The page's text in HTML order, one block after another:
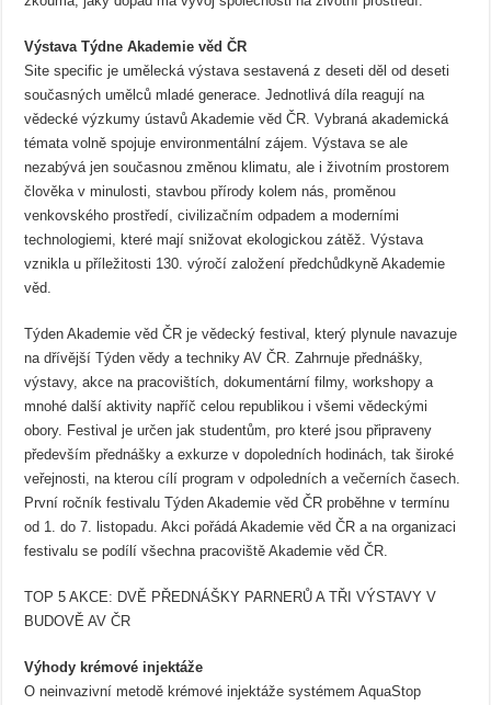
Výstava Týdne Akademie věd ČR
Site specific je umělecká výstava sestavená z deseti děl od deseti
současných umělců mladé generace. Jednotlivá díla reagují na
vědecké výzkumy ústavů Akademie věd ČR. Vybraná akademická
témata volně spojuje environmentální zájem. Výstava se ale
nezabývá jen současnou změnou klimatu, ale i životním prostorem
člověka v minulosti, stavbou přírody kolem nás, proměnou
venkovského prostředí, civilizačním odpadem a moderními
technologiemi, které mají snižovat ekologickou zátěž. Výstava
vznikla u příležitosti 130. výročí založení předchůdkyně Akademie
věd.
Týden Akademie věd ČR je vědecký festival, který plynule navazuje
na dřívější Týden vědy a techniky AV ČR. Zahrnuje přednášky,
výstavy, akce na pracovištích, dokumentární filmy, workshopy a
mnohé další aktivity napříč celou republikou i všemi vědeckými
obory. Festival je určen jak studentům, pro které jsou připraveny
především přednášky a exkurze v dopoledních hodinách, tak široké
veřejnosti, na kterou cílí program v odpoledních a večerních časech.
První ročník festivalu Týden Akademie věd ČR proběhne v termínu
od 1. do 7. listopadu. Akci pořádá Akademie věd ČR a na organizaci
festivalu se podílí všechna pracoviště Akademie věd ČR.
TOP 5 AKCE: DVĚ PŘEDNÁŠKY PARNERŮ A TŘI VÝSTAVY V
BUDOVĚ AV ČR
Výhody krémové injektáže
O neinvazivní metodě krémové injektáže systémem AquaStop